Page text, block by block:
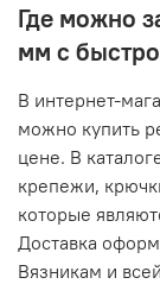
Где можно
мм с
В интернет-
можно купить
цене. В
крепежи,
которые
Доставка
Вязникам и